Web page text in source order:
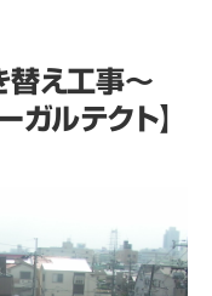
替え工事～
ルテクト】